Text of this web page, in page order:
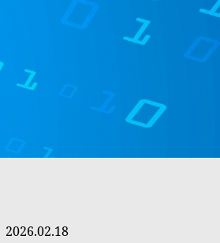
2026.02.18